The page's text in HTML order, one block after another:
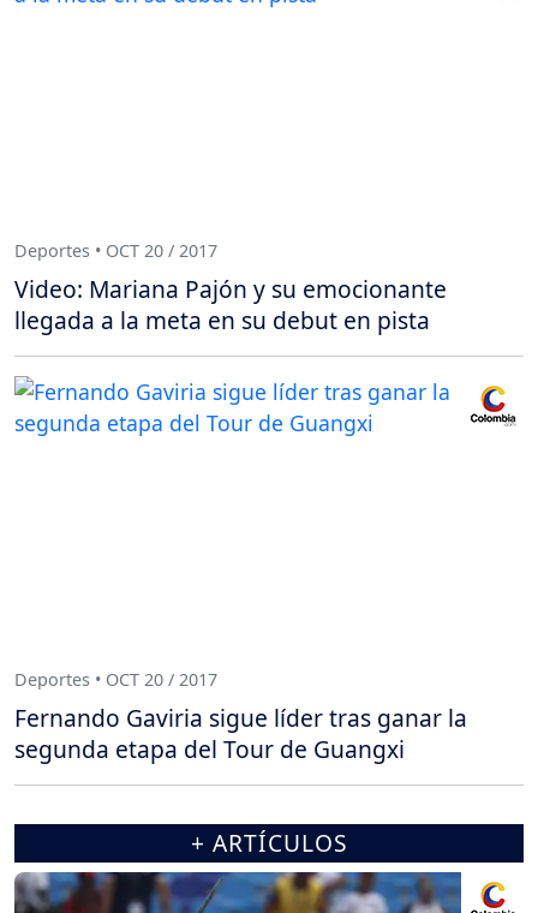
Deportes • OCT 20 / 2017
Video: Mariana Pajón y su emocionante
llegada a la meta en su debut en pista
Deportes • OCT 20 / 2017
Fernando Gaviria sigue líder tras ganar la
segunda etapa del Tour de Guangxi
+ ARTÍCULOS